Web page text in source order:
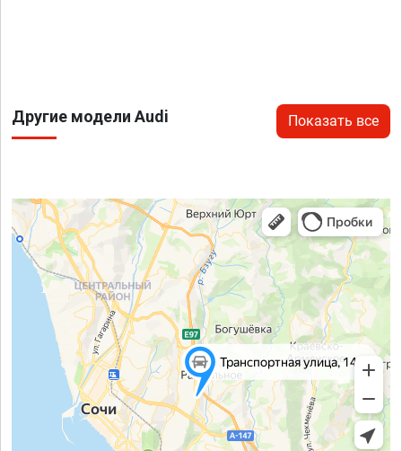
Другие модели Audi Показать все